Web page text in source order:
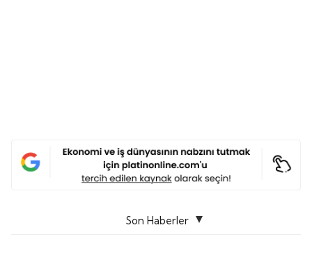
Son Haberler